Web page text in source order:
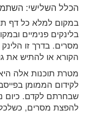
הכלל השלישי:
במקום למלא כל דף
בלינקים פנימיים
מסרים. בדרך זו הלינק
הקורא או להתיש את
מטרת תוכנות אלה
לקידום הממומן
שבחרתם לקדם. כיום
להפצת מסרים, כשלכל